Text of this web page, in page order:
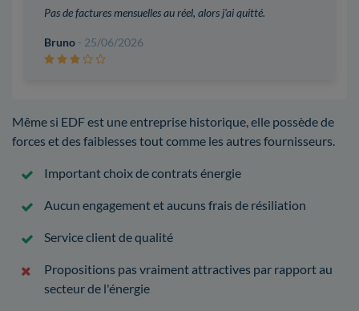
Pas de factures mensuelles au réel, alors j'ai quitté.
Bruno - 25/06/2026
Même si EDF est une entreprise historique, elle possède de
forces et des faiblesses tout comme les autres fournisseurs.
Important choix de contrats énergie
Aucun engagement et aucuns frais de résiliation
Service client de qualité
Propositions pas vraiment attractives par rapport au
secteur de l'énergie